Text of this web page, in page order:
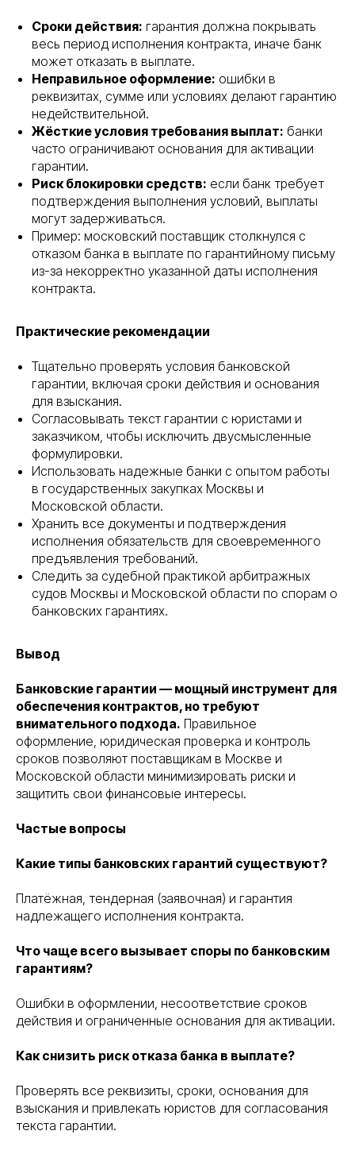
Сроки действия: гарантия должна покрывать
весь период исполнения контракта, иначе банк
может отказать в выплате.
Неправильное оформление: ошибки в
реквизитах, сумме или условиях делают гарантию
недействительной.
Жёсткие условия требования выплат: банки
часто ограничивают основания для активации
гарантии.
Риск блокировки средств: если банк требует
подтверждения выполнения условий, выплаты
могут задерживаться.
Пример: московский поставщик столкнулся с
отказом банка в выплате по гарантийному письму
из-за некорректно указанной даты исполнения
контракта.
Практические рекомендации
Тщательно проверять условия банковской
гарантии, включая сроки действия и основания
для взыскания.
Согласовывать текст гарантии с юристами и
заказчиком, чтобы исключить двусмысленные
формулировки.
Использовать надежные банки с опытом работы
в государственных закупках Москвы и
Московской области.
Хранить все документы и подтверждения
исполнения обязательств для своевременного
предъявления требований.
Следить за судебной практикой арбитражных
судов Москвы и Московской области по спорам о
банковских гарантиях.
Вывод
Банковские гарантии — мощный инструмент для
обеспечения контрактов, но требуют
внимательного подхода. Правильное
оформление, юридическая проверка и контроль
сроков позволяют поставщикам в Москве и
Московской области минимизировать риски и
защитить свои финансовые интересы.
Частые вопросы
Какие типы банковских гарантий существуют?
Платёжная, тендерная (заявочная) и гарантия
надлежащего исполнения контракта.
Что чаще всего вызывает споры по банковским
гарантиям?
Ошибки в оформлении, несоответствие сроков
действия и ограниченные основания для активации.
Как снизить риск отказа банка в выплате?
Проверять все реквизиты, сроки, основания для
взыскания и привлекать юристов для согласования
текста гарантии.